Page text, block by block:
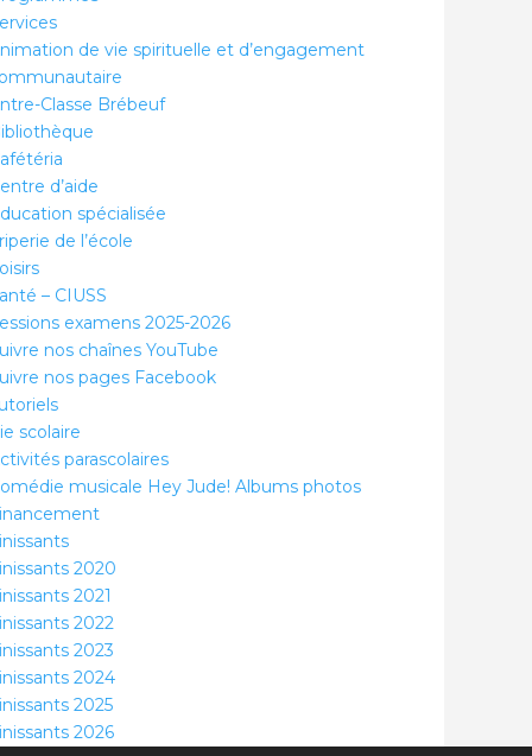
de vie spirituelle et d’engagement
Classe Brébeuf
d’aide
spécialisée
de l’école
– CIUSS
examens 2025-2026
nos chaînes YouTube
nos pages Facebook
scolaire
parascolaires
musicale Hey Jude! Albums photos
2020
2021
2022
2023
2024
2025
2026